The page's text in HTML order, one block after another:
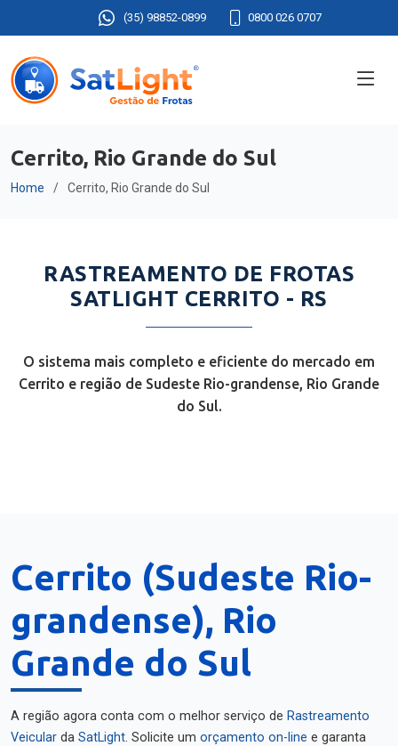
(35) 98852-0899 0800 026 0707
Cerrito, Rio Grande do Sul
Home Cerrito, Rio Grande do Sul
RASTREAMENTO DE FROTAS
SATLIGHT CERRITO - RS
O sistema mais completo e eficiente do mercado em
Cerrito e região de Sudeste Rio-grandense, Rio Grande
do Sul.
Cerrito (Sudeste Rio-
grandense), Rio
Grande do Sul
A região agora conta com o melhor serviço de Rastreamento
Veicular da SatLight. Solicite um orçamento on-line e garanta